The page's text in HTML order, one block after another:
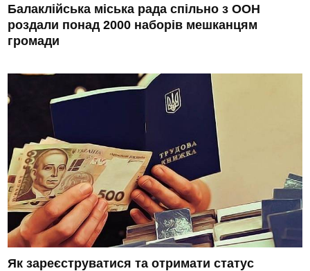
Балаклійська міська рада спільно з ООН
роздали понад 2000 наборів мешканцям
громади
Як зареєструватися та отримати статус